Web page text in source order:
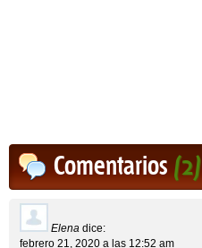
Comentarios(2)
Elena dice:
febrero 21, 2020 a las 12:52 am